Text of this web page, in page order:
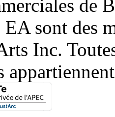
de
sont des
Inc.